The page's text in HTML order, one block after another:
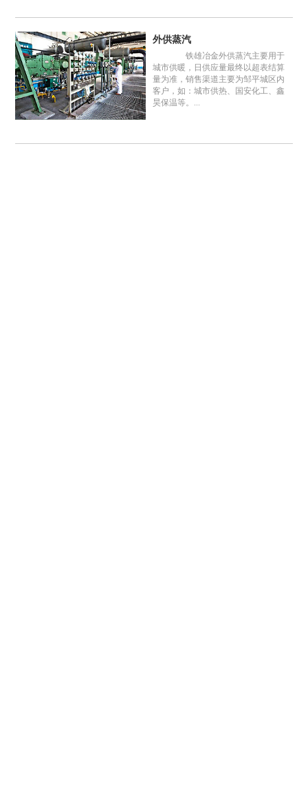
外供蒸汽
铁雄冶金外供蒸汽主要用于
城市供暖，日供应量最终以超表结算
量为准，销售渠道主要为邹平城区内
客户，如：城市供热、国安化工、鑫
昊保温等。...